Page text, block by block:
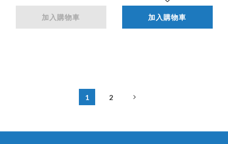
加入購物車 加入購物車
1 2